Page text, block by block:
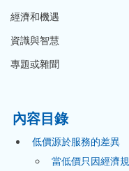
經濟和機遇
資識與智慧
專題或雜聞
內容目錄
低價源於服務的差異
當低價只因經濟